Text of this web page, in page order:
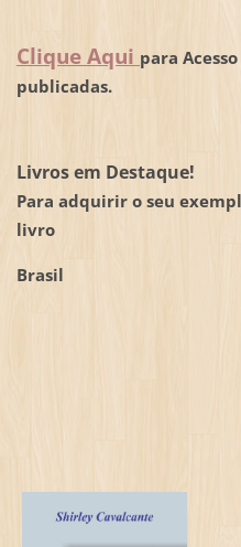
Clique Aqui para
publicadas.
Livros em Destaque!
Para adquirir o seu
livro
Brasil